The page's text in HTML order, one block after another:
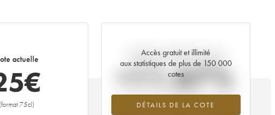
actuelle
€
(format 75cl)
Accès gratuit et illimité
aux statistiques de plus de 150 000
cotes
DÉTAILS DE LA COTE
Tendance actuelle de la cote
+11.67%
Tendance à la hausse du millésime 2020
en 2026 par rapport à 2025